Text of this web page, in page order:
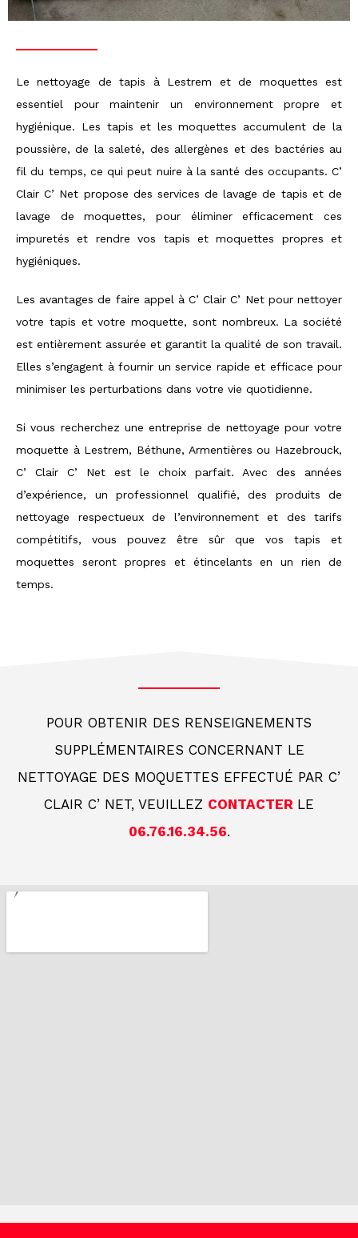
Le nettoyage de tapis à Lestrem et de moquettes est
essentiel pour maintenir un environnement propre et
hygiénique. Les tapis et les moquettes accumulent de la
poussière, de la saleté, des allergènes et des bactéries au
fil du temps, ce qui peut nuire à la santé des occupants. C’
Clair C’ Net propose des services de lavage de tapis et de
lavage de moquettes, pour éliminer efficacement ces
impuretés et rendre vos tapis et moquettes propres et
hygiéniques.
Les avantages de faire appel à C’ Clair C’ Net pour nettoyer
votre tapis et votre moquette, sont nombreux. La société
est entièrement assurée et garantit la qualité de son travail.
Elles s’engagent à fournir un service rapide et efficace pour
minimiser les perturbations dans votre vie quotidienne.
Si vous recherchez une entreprise de nettoyage pour votre
moquette à Lestrem, Béthune, Armentières ou Hazebrouck,
C’ Clair C’ Net est le choix parfait. Avec des années
d’expérience, un professionnel qualifié, des produits de
nettoyage respectueux de l’environnement et des tarifs
compétitifs, vous pouvez être sûr que vos tapis et
moquettes seront propres et étincelants en un rien de
temps.
POUR OBTENIR DES RENSEIGNEMENTS
SUPPLÉMENTAIRES CONCERNANT LE
NETTOYAGE DES MOQUETTES EFFECTUÉ PAR C’
CLAIR C’ NET, VEUILLEZ CONTACTER LE
06.76.16.34.56.